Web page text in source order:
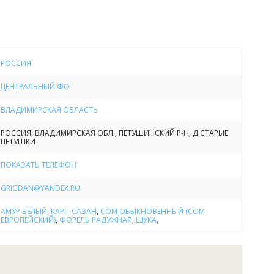
тоже будет удачной. Щука и форель здесь не
килограммов по 10 –15 хорошей рыбы.
РОССИЯ
ЦЕНТРАЛЬНЫЙ ФО
ВЛАДИМИРСКАЯ ОБЛАСТЬ
РОССИЯ, ВЛАДИМИРСКАЯ ОБЛ., ПЕТУШИНСКИЙ Р-Н, Д.СТАРЫЕ
ПЕТУШКИ
ПОКАЗАТЬ ТЕЛЕФОН
GRIGDAN@YANDEX.RU
АМУР БЕЛЫЙ, КАРП-САЗАН, СОМ ОБЫКНОВЕННЫЙ (СОМ
ЕВРОПЕЙСКИЙ), ФОРЕЛЬ РАДУЖНАЯ, ЩУКА,